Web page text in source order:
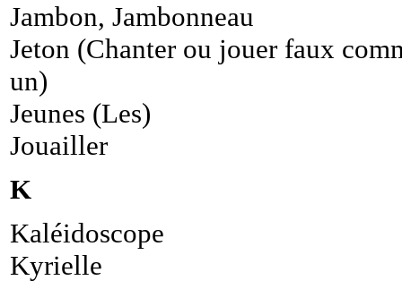
Jambon, Jambonneau
Jeton (Chanter ou jouer faux
un)
Jeunes (Les)
Jouailler
K
Kaléidoscope
Kyrielle